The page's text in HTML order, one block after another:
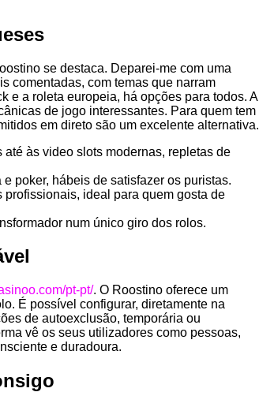
se destaca. Deparei-me com uma
comentadas, com temas que narram
e a roleta europeia, há opções para todos. A
de jogo interessantes. Para quem tem
em direto são um excelente alternativa.
às video slots modernas, repletas de
poker, hábeis de satisfazer os puristas.
ideal para quem gosta de
num único giro dos rolos.
pt-pt/. O Roostino oferece um
É possível configurar, diretamente na
de autoexclusão, temporária ou
vê os seus utilizadores como pessoas,
e duradoura.